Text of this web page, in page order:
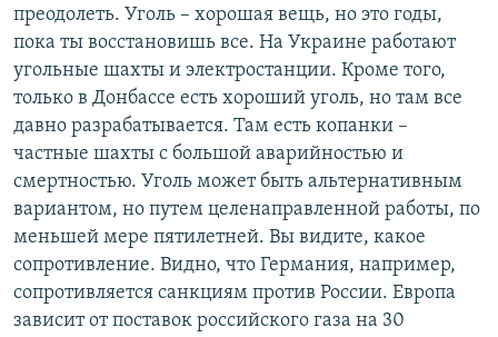
преодолеть. Уголь – хорошая вещь, но это годы,
пока ты восстановишь все. На Украине работают
угольные шахты и электростанции. Кроме того,
только в Донбассе есть хороший уголь, но там все
давно разрабатывается. Там есть копанки –
частные шахты с большой аварийностью и
смертностью. Уголь может быть альтернативным
вариантом, но путем целенаправленной работы, по
меньшей мере пятилетней. Вы видите, какое
сопротивление. Видно, что Германия, например,
сопротивляется санкциям против России. Европа
зависит от поставок российского газа на 30